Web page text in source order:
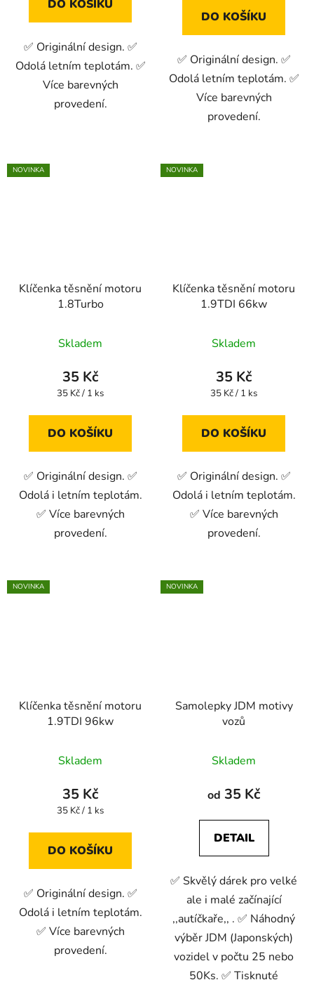
DO KOŠÍKU
✅ Originální design. ✅
Odolá letním teplotám. ✅
Více barevných
provedení.
DO KOŠÍKU
✅ Originální design. ✅
Odolá letním teplotám. ✅
Více barevných
provedení.
NOVINKA
Klíčenka těsnění motoru
1.8Turbo
Skladem
35 Kč
Měrná
35 Kč / 1 ks
DO KOŠÍKU
✅ Originální design. ✅
Odolá i letním teplotám.
✅ Více barevných
provedení.
NOVINKA
Klíčenka těsnění motoru
1.9TDI 66kw
Skladem
35 Kč
Měrná
35 Kč / 1 ks
DO KOŠÍKU
✅ Originální design. ✅
Odolá i letním teplotám.
✅ Více barevných
provedení.
NOVINKA
Klíčenka těsnění motoru
1.9TDI 96kw
Skladem
35 Kč
Měrná
35 Kč / 1 ks
DO KOŠÍKU
✅ Originální design. ✅
Odolá i letním teplotám.
✅ Více barevných
provedení.
NOVINKA
Samolepky JDM motivy
vozů
Skladem
od 35 Kč
DETAIL
✅ Skvělý dárek pro velké
ale i malé začínající
,,autíčkaře,, . ✅ Náhodný
výběr JDM (Japonských)
vozidel v počtu 25 nebo
50Ks. ✅ Tisknuté